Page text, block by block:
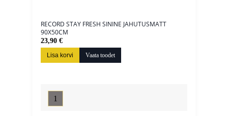
RECORD STAY FRESH SININE JAHUTUSMATT
90X50CM
23,90 €
Lisa korvi Vaata toodet
1